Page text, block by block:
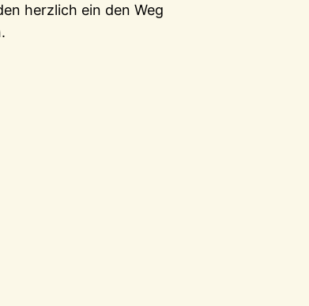
herzlich ein den Weg